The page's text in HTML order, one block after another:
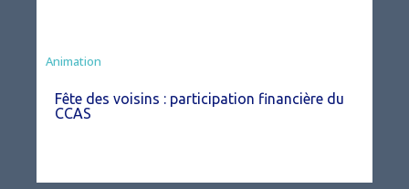
Animation
Fête des voisins : participation financière du
CCAS